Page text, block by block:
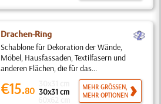
Drachen-Ring b
Schablone für Dekoration der Wände,
Möbel, Hausfassaden, Textilfasern und
anderen Flächen, die für das...
€15.80 30x31 cm
MEHR GRÖSSEN,
MEHR OPTIONEN